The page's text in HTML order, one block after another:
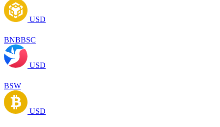
USD
BNBBSC
USD
BSW
USD